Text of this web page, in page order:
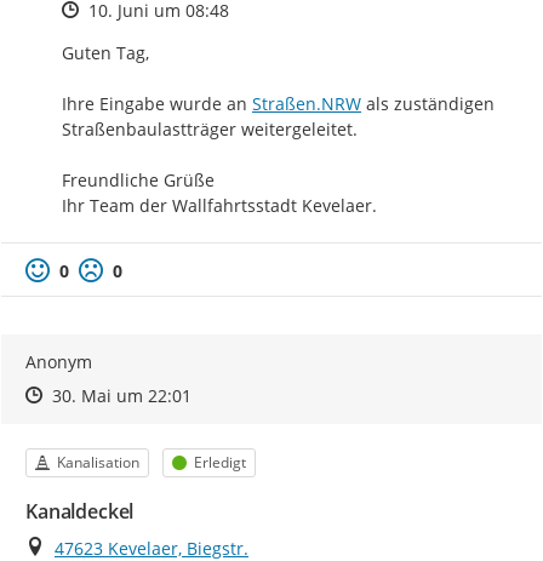
Zeitpunkt des Erstellens
10. Juni um 08:48
Guten Tag,
Ihre Eingabe wurde an http://
Straßen.NRW als zuständigen
Straßenbaulastträger weitergeleitet.
Freundliche Grüße
Ihr Team der Wallfahrtsstadt Kevelaer.
0 0
Anonym
Zeitpunkt des Erstellens
Zeitpunkt des Erstellens
30. Mai um 22:01
Kategorie
Kanalisation Status
Erledigt
Kanaldeckel
Ort
47623 Kevelaer, Biegstr.